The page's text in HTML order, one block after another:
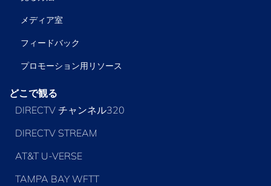
メディア室
フィードバック
プロモーション用リソース
どこで観る
DIRECTV チャンネル320
DIRECTV STREAM
AT&T U-VERSE
TAMPA BAY WFTT